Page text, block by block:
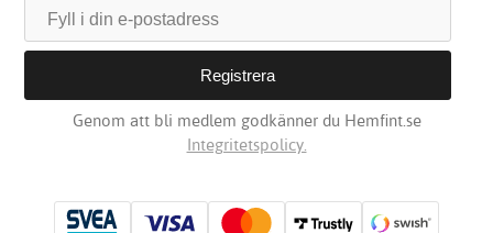
Genom att bli medlem godkänner du Hemfint.se
Integritetspolicy.